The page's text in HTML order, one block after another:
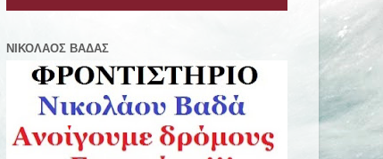
ΝΙΚΟΛΑΟΣ ΒΑΔΑΣ